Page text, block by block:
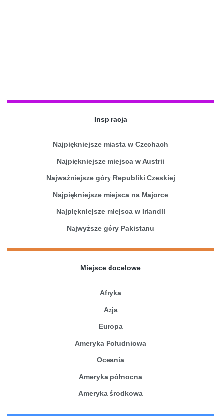
Inspiracja
Najpiękniejsze miasta w Czechach
Najpiękniejsze miejsca w Austrii
Najważniejsze góry Republiki Czeskiej
Najpiękniejsze miejsca na Majorce
Najpiękniejsze miejsca w Irlandii
Najwyższe góry Pakistanu
Miejsce docelowe
Afryka
Azja
Europa
Ameryka Południowa
Oceania
Ameryka północna
Ameryka środkowa